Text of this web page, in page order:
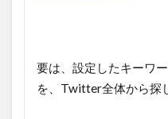
要は、設定したキーワ
を、Twitter全体から探